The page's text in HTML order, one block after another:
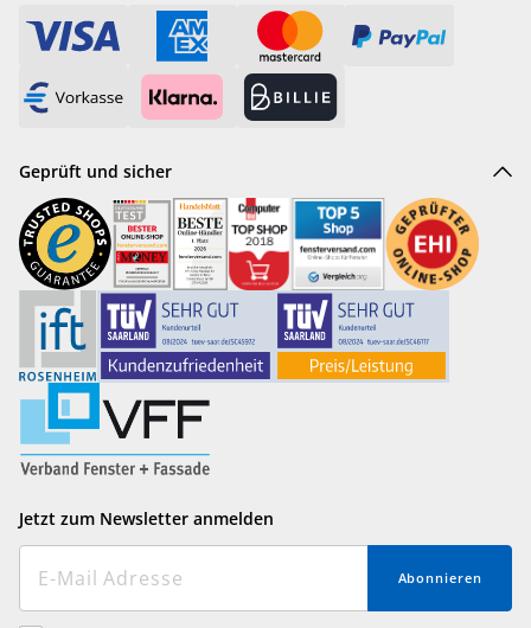
Geprüft und sicher
Jetzt zum Newsletter anmelden
Abonnieren